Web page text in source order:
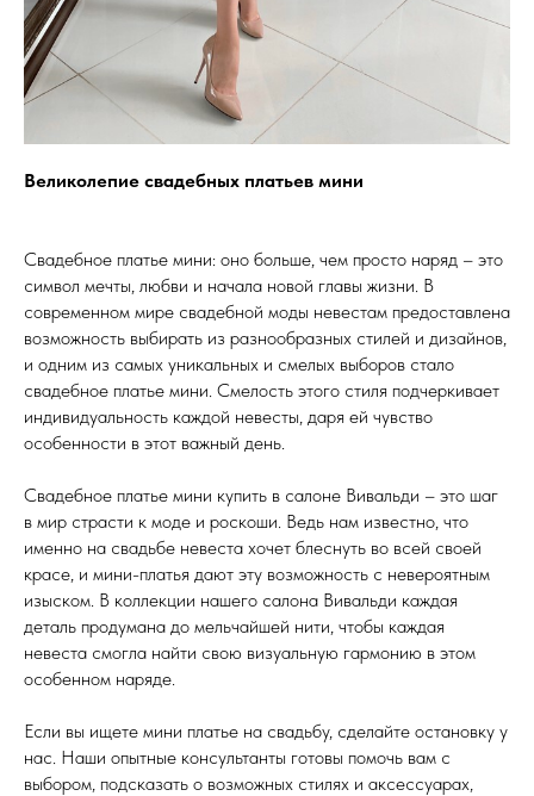
Великолепие свадебных платьев мини
Свадебное платье мини: оно больше, чем просто наряд – это
символ мечты, любви и начала новой главы жизни. В
современном мире свадебной моды невестам предоставлена
возможность выбирать из разнообразных стилей и дизайнов,
и одним из самых уникальных и смелых выборов стало
свадебное платье мини. Смелость этого стиля подчеркивает
индивидуальность каждой невесты, даря ей чувство
особенности в этот важный день.
Свадебное платье мини купить в салоне Вивальди – это шаг
в мир страсти к моде и роскоши. Ведь нам известно, что
именно на свадьбе невеста хочет блеснуть во всей своей
красе, и мини-платья дают эту возможность с невероятным
изыском. В коллекции нашего салона Вивальди каждая
деталь продумана до мельчайшей нити, чтобы каждая
невеста смогла найти свою визуальную гармонию в этом
особенном наряде.
Если вы ищете мини платье на свадьбу, сделайте остановку у
нас. Наши опытные консультанты готовы помочь вам с
выбором, подсказать о возможных стилях и аксессуарах,